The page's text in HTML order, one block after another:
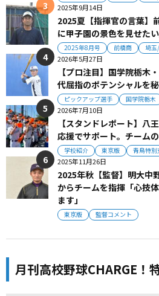
2025年9月14日
2025夏【指揮官の言葉】
に甲子園の景色を見せたい
2025年8月号 前橋商 埼
2026年5月27日
【プロ注目】国学院栃
代屈指のポテンシャルを
ピックアップ選手 国学院栃木
2026年7月10日
【スタンドレポート】八
応援でサポート。チーム
学校紹介 東京版 青鳥特別
2025年11月26日
2025年秋【監督】明大中
からチームを指揮「心技
ます」
東京版 監督コメント
月刊高校野球CHARGE！